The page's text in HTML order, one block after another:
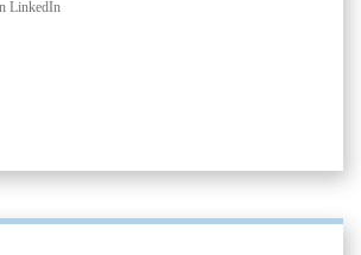
LinkedIn